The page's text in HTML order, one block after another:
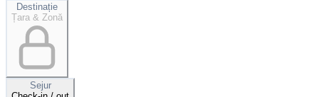
Destinație
Țara & Zonă
Sejur